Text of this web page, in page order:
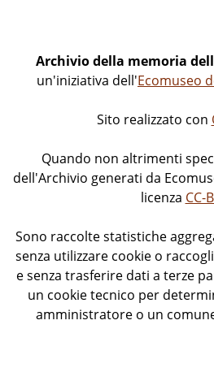
Archivio della memoria
un'iniziativa dell'Ecomuseo
Sito realizzato con
Quando non altrimenti
dell'Archivio generati da
licenza CC-
Sono raccolte statistiche
senza utilizzare cookie o
e senza trasferire dati a terze
un cookie tecnico per
amministratore o un